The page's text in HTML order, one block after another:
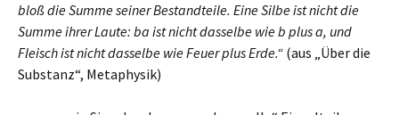
bloß die Summe seiner Bestandteile. Eine Silbe ist nicht die
Summe ihrer Laute: ba ist nicht dasselbe wie b plus a, und
Fleisch ist nicht dasselbe wie Feuer plus Erde.“ (aus „Über die
Substanz“, Metaphysik)